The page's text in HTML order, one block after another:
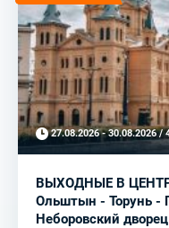
27.08.2026 - 30.08.2026 /
ВЫХОДНЫЕ В
Ольштын - Торунь -
Неборовский дворец